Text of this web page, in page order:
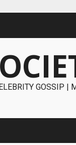
GOSSIP |